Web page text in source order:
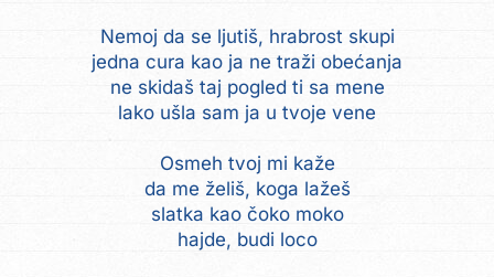
Nemoj da se ljutiš, hrabrost skupi
jedna cura kao ja ne traži obećanja
ne skidaš taj pogled ti sa mene
lako ušla sam ja u tvoje vene
Osmeh tvoj mi kaže
da me želiš, koga lažeš
slatka kao čoko moko
hajde, budi loco